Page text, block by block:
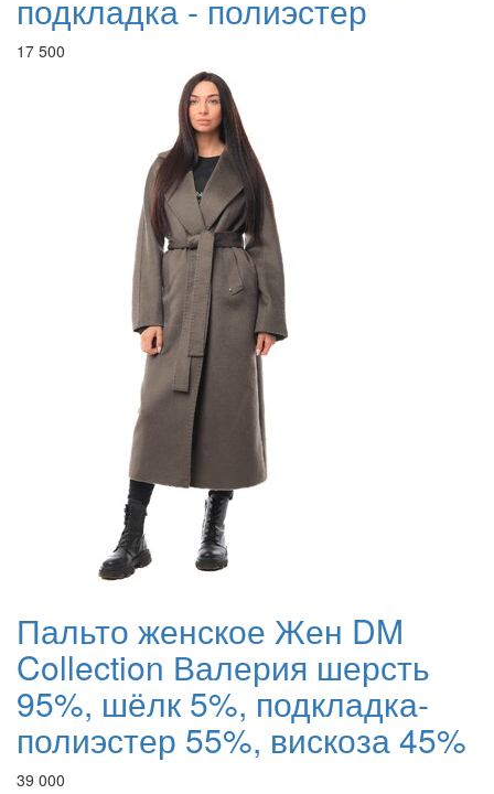
подкладка - полиэстер
17 500
Пальто женское Жен DM
Collection Валерия шерсть
95%, шёлк 5%, подкладка-
полиэстер 55%, вискоза 45%
39 000